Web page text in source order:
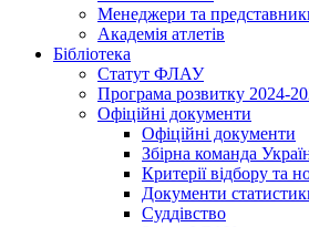
Менеджери та
Академія атлетів
Бібліотека
Статут ФЛАУ
Програма розвитку 2024-
Офіційні документи
Офіційні документи
Збірна команда
Критерії відбору та
Документи
Суддівство